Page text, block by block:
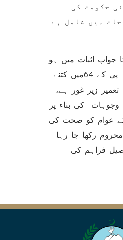
حکومت کی
میں شامل ہے
جواب اثبات میں ہو
تو ضلع نوشہرہ پی کے 64میں کتنے
زیر غور ہے،
وجوہات کی بناء پر
عوام کو صحت کی
رکھا جا رہا
فراہم کی